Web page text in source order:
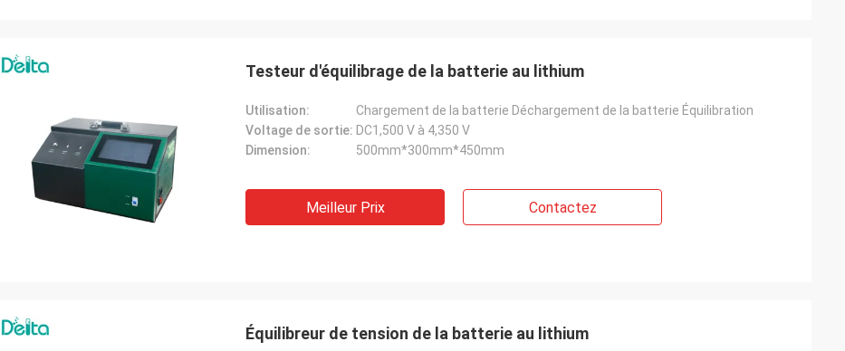
Le testeur VLF-80 est parfait et merci.
En ce qui concerne notre instrument
d'essai, ils sont tous en bon état. Je vais
acheter un instrument plus tôt. Merci
beaucoup.
Testeur d'équilibrage de la batterie au lithium
Utilisation:
Chargement de la batterie Déchargement de la batterie Équilibration
Voltage de sortie: DC1,500 V à 4,350 V
Dimension:
500mm*300mm*450mm
Meilleur Prix Contactez
Équilibreur de tension de la batterie au lithium